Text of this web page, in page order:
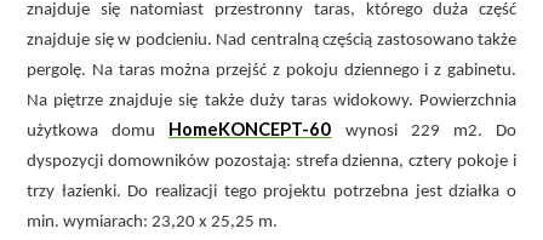
znajduje się natomiast przestronny taras, którego duża część
znajduje się w podcieniu. Nad centralną częścią zastosowano także
pergolę. Na taras można przejść z pokoju dziennego i z gabinetu.
Na piętrze znajduje się także duży taras widokowy. Powierzchnia
użytkowa domu HomeKONCEPT-60
wynosi 229 m2. Do
dyspozycji domowników pozostają: strefa dzienna, cztery pokoje i
trzy łazienki. Do realizacji tego projektu potrzebna jest działka o
min. wymiarach: 23,20 x 25,25 m.